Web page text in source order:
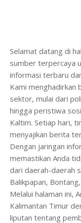
Selamat datang di
sumber terpercaya
informasi terbaru
Kami menghadirkan
sektor, mulai dari
hingga peristiwa
Kaltim. Setiap hari,
menyajikan berita
Dengan jaringan
memastikan Anda
dari daerah-daerah
Balikpapan,
Melalui halaman ini,
Kalimantan Timur
liputan tentang